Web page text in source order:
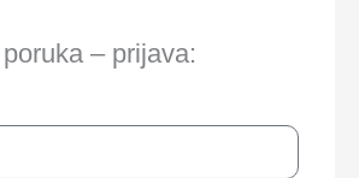
– prijava: